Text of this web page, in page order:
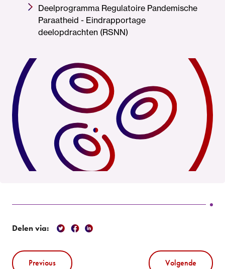
Deelprogramma Regulatoire Pandemische
Paraatheid - Eindrapportage
deelopdrachten (RSNN)
Delen via:
Previous Volgende